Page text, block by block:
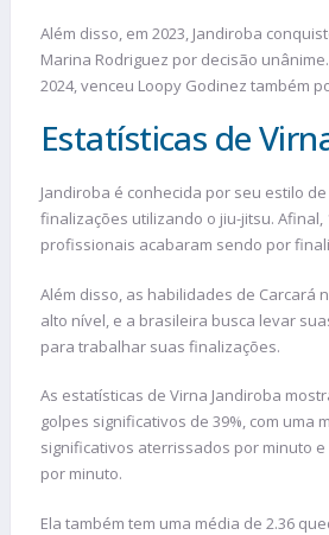
Além disso, em 2023, Jandiroba
Marina Rodriguez por decisão
2024, venceu Loopy Godinez também
Estatísticas de
Jandiroba é conhecida por seu estilo
finalizações utilizando o jiu-jitsu. Afinal,
profissionais acabaram sendo por
Além disso, as habilidades de Carcará
alto nível, e a brasileira busca levar
para trabalhar suas finalizações.
As estatísticas de Virna Jandiroba
golpes significativos de 39%, com uma
significativos aterrissados por minuto e
por minuto.
Ela também tem uma média de 2.36